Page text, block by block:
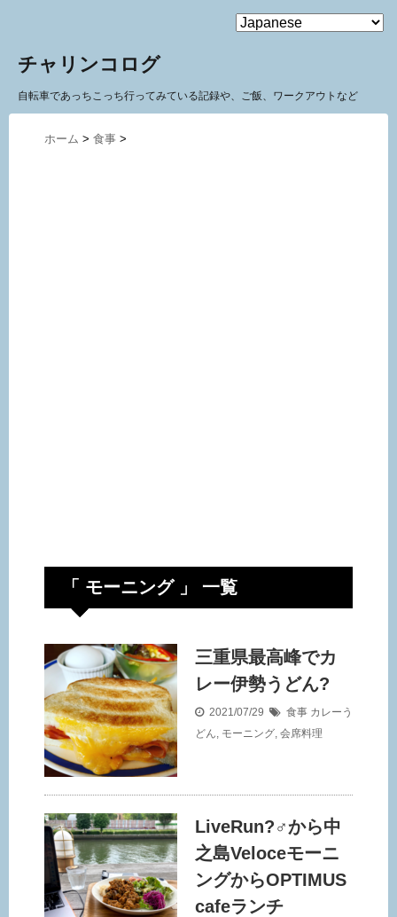
MENU
チャリンコログ
自転車であっちこっち行ってみている記録や、ご飯、ワークアウトなど
ホーム > 食事 >
「 モーニング 」 一覧
三重県最高峰でカ
レー伊勢うどん?
2021/07/29 食事 カレーう
どん, モーニング, 会席料理
LiveRun?‍♂️から中
之島Veloceモーニ
ングからOPTIMUS
cafeランチ